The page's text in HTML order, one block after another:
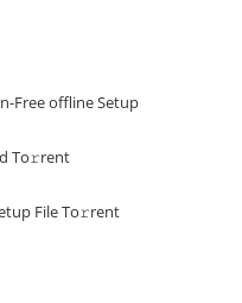
Free offline Setup
To𝚛rent
File To𝚛rent